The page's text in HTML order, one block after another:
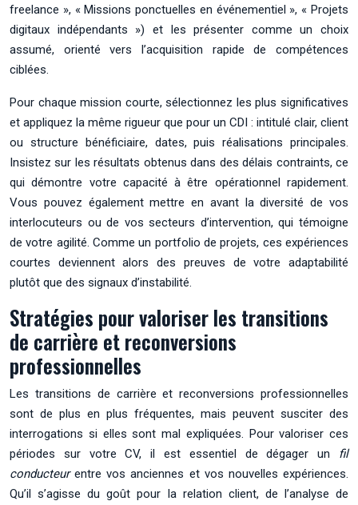
freelance », « Missions ponctuelles en événementiel », « Projets
digitaux indépendants ») et les présenter comme un choix
assumé, orienté vers l’acquisition rapide de compétences
ciblées.
Pour chaque mission courte, sélectionnez les plus significatives
et appliquez la même rigueur que pour un CDI : intitulé clair, client
ou structure bénéficiaire, dates, puis réalisations principales.
Insistez sur les résultats obtenus dans des délais contraints, ce
qui démontre votre capacité à être opérationnel rapidement.
Vous pouvez également mettre en avant la diversité de vos
interlocuteurs ou de vos secteurs d’intervention, qui témoigne
de votre agilité. Comme un portfolio de projets, ces expériences
courtes deviennent alors des preuves de votre adaptabilité
plutôt que des signaux d’instabilité.
Stratégies pour valoriser les transitions
de carrière et reconversions
professionnelles
Les transitions de carrière et reconversions professionnelles
sont de plus en plus fréquentes, mais peuvent susciter des
interrogations si elles sont mal expliquées. Pour valoriser ces
périodes sur votre CV, il est essentiel de dégager un fil
conducteurentre vos anciennes et vos nouvelles expériences.
Qu’il s’agisse du goût pour la relation client, de l’analyse de